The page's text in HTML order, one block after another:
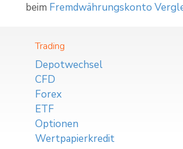
beim Fremdwährungskonto
Trading
Depotwechsel
CFD
Forex
ETF
Optionen
Wertpapierkredit